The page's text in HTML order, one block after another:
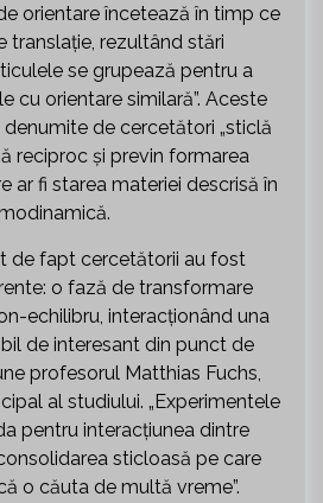
orientare încetează în timp ce
translație, rezultând stări
se grupează pentru a
cu orientare similară”. Aceste
de cercetători „sticlă
reciproc și previn formarea
ar fi starea materiei descrisă în
de fapt cercetătorii au fost
o fază de transformare
echilibru, interacționând una
de interesant din punct de
profesorul Matthias Fuchs,
al studiului. „Experimentele
pentru interacțiunea dintre
sticloasă pe care
o căuta de multă vreme”.